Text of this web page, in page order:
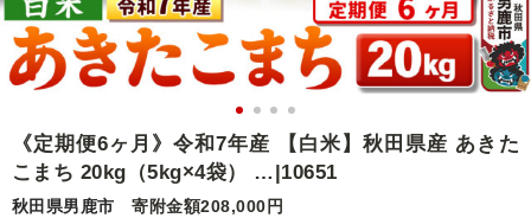
お礼の品をカテゴリや金額で絞り込み
自治体から探す
ランキング
特集・おすすめ
《定期便6ヶ月》令和7年産 【白米】秋田県産 あきた
こまち 20kg（5kg×4袋） …|10651
秋田県男鹿市 寄附金額208,000円